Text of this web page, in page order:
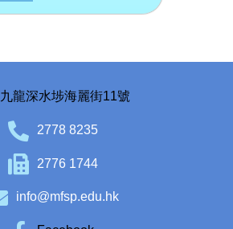
九龍深水埗海麗街11號
2778 8235
2776 1744
info@mfsp.edu.hk